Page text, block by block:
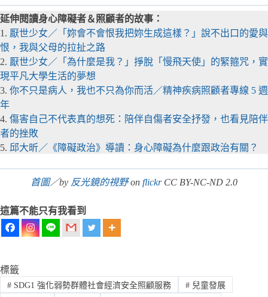
延伸閱讀身心障礙者＆照顧者的故事：
1. 厭世少女／「妳會不會恨我把妳生成這樣？」說不出口的愛與
恨，我與父母的拉扯之路
2. 厭世少女／「為什麼是我？」掙脫「慢飛天使」的緊箍咒，實
現平凡大學生活的夢想
3. 你不只是病人，我也不只為你而活／精神疾病照顧者專線 5 週
年
4. 傷害自己不代表真的想死：陪伴自傷者安全抒發，也看見陪伴
者的挫敗
5. 邱大昕／《障礙政治》導讀：身心障礙為什麼跟政治有關？
首圖／by 反光鏡的視野on flickrCC BY-NC-ND 2.0
這篇不能只有我看到
標籤
#SDG1 強化弱勢群體社會經濟安全照顧服務 #兒童發展